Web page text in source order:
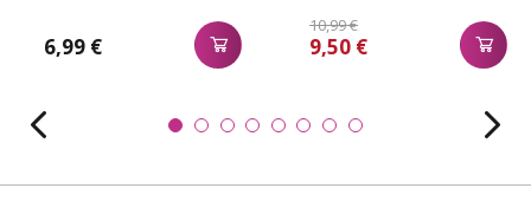
6,99 €
10,99 €
9,50 €